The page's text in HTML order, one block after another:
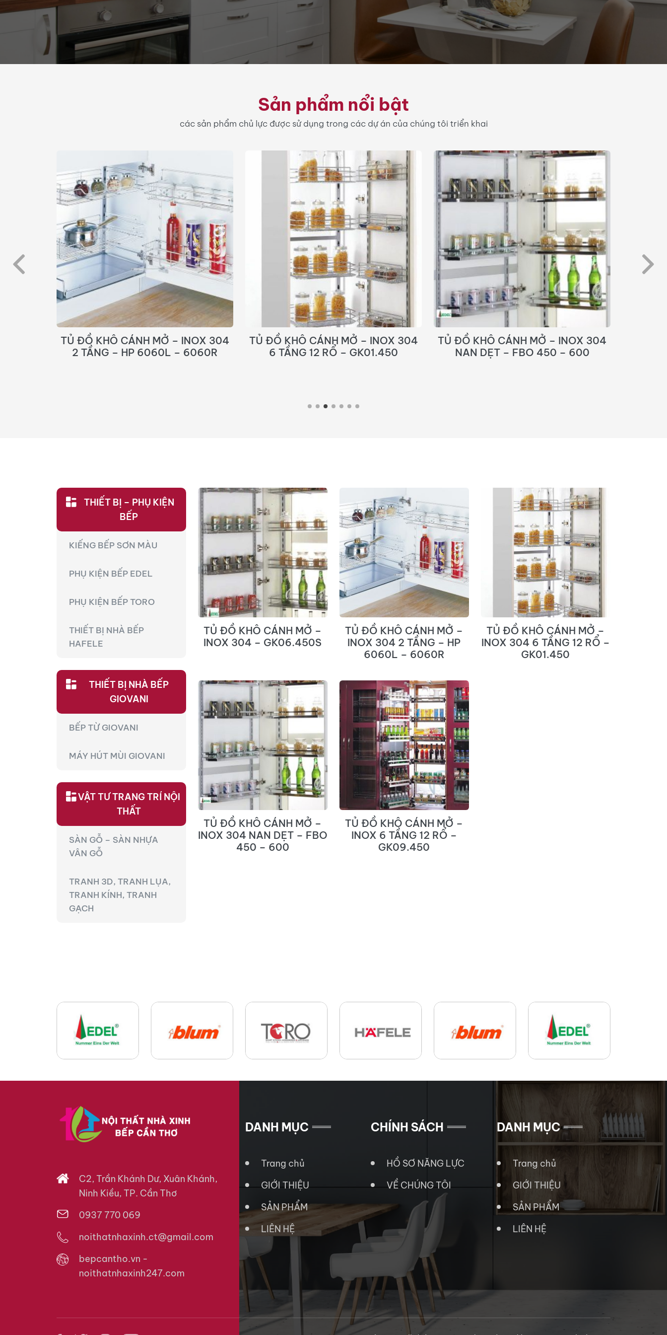
Sản phẩm nổi bật
các sản phẩm chủ lực được sử dụng trong các dự án của chúng tôi triển khai
TỦ ĐỒ KHÔ CÁNH MỞ – INOX 304
6 TẦNG 12 RỔ – GK01.450
TỦ ĐỒ KHÔ CÁNH MỞ – INOX 304
NAN DẸT – FBO 450 – 600
TỦ ĐỒ KHÔ CÁNH MỞ – INOX 304
– GK06.450S
THIẾT BỊ – PHỤ KIỆN
BẾP
KIẾNG BẾP SƠN MÀU
PHỤ KIỆN BẾP EDEL
PHỤ KIỆN BẾP TORO
THIẾT BỊ NHÀ BẾP
HAFELE
THIẾT BỊ NHÀ BẾP
GIOVANI
BẾP TỪ GIOVANI
MÁY HÚT MÙI GIOVANI
VẬT TƯ TRANG TRÍ NỘI
THẤT
SÀN GỖ – SÀN NHỰA
VÂN GỖ
TRANH 3D, TRANH LỤA,
TRANH KÍNH, TRANH
GẠCH
TỦ ĐỒ KHÔ CÁNH MỞ –
INOX 304 – GK06.450S
TỦ ĐỒ KHÔ CÁNH MỞ –
INOX 304 2 TẦNG – HP
6060L – 6060R
TỦ ĐỒ KHÔ CÁNH MỞ –
INOX 304 6 TẦNG 12 RỔ –
GK01.450
TỦ ĐỒ KHÔ CÁNH MỞ –
INOX 304 NAN DẸT – FBO
450 – 600
TỦ ĐỒ KHÔ CÁNH MỞ –
INOX 6 TẦNG 12 RỔ –
GK09.450
C2, Trần Khánh Dư, Xuân Khánh,
Ninh Kiều, TP. Cần Thơ
0937 770 069
noithatnhaxinh.ct@gmail.com
bepcantho.vn -
noithatnhaxinh247.com
DANH MỤC
Trang chủ
GIỚI THIỆU
SẢN PHẨM
LIÊN HỆ
CHÍNH SÁCH
HỒ SƠ NĂNG LỰC
VỀ CHÚNG TÔI
DANH MỤC
Trang chủ
GIỚI THIỆU
SẢN PHẨM
LIÊN HỆ